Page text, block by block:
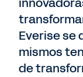
Everise se
mismos
de